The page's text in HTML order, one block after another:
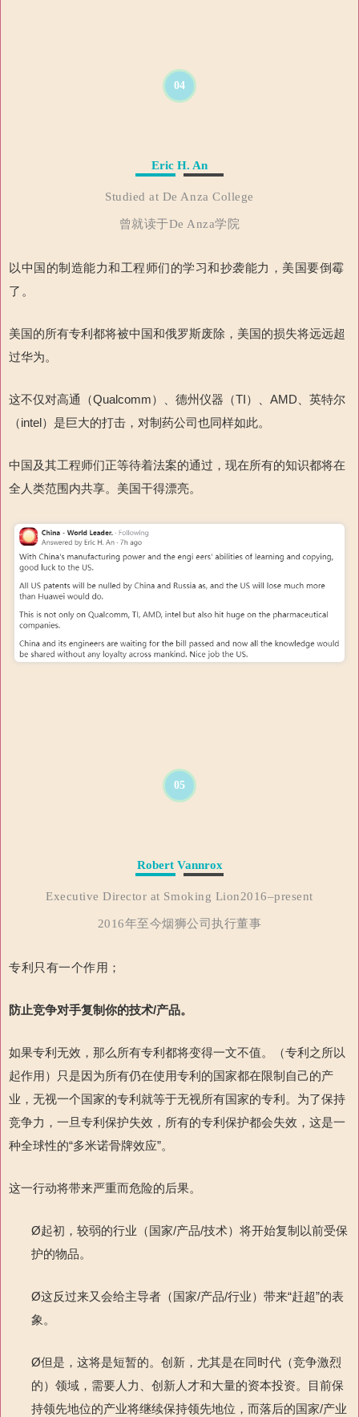
04
Eric H. An
Studied at De Anza College
曾就读于De Anza学院
以中国的制造能力和工程师们的学习和抄袭能力，美国要倒霉
了。
美国的所有专利都将被中国和俄罗斯废除，美国的损失将远远超
过华为。
这不仅对高通（Qualcomm）、德州仪器（TI）、AMD、英特尔
（intel）是巨大的打击，对制药公司也同样如此。
中国及其工程师们正等待着法案的通过，现在所有的知识都将在
全人类范围内共享。美国干得漂亮。
05
Robert Vannrox
Executive Director at Smoking Lion2016–present
2016年至今烟狮公司执行董事
专利只有一个作用；
防止竞争对手复制你的技术/产品。
如果专利无效，那么所有专利都将变得一文不值。（专利之所以
起作用）只是因为所有仍在使用专利的国家都在限制自己的产
业，无视一个国家的专利就等于无视所有国家的专利。为了保持
竞争力，一旦专利保护失效，所有的专利保护都会失效，这是一
种全球性的“多米诺骨牌效应”。
这一行动将带来严重而危险的后果。
Ø起初，较弱的行业（国家/产品/技术）将开始复制以前受保
护的物品。
Ø这反过来又会给主导者（国家/产品/行业）带来“赶超”的表
象。
Ø但是，这将是短暂的。创新，尤其是在同时代（竞争激烈
的）领域，需要人力、创新人才和大量的资本投资。目前保
持领先地位的产业将继续保持领先地位，而落后的国家/产业